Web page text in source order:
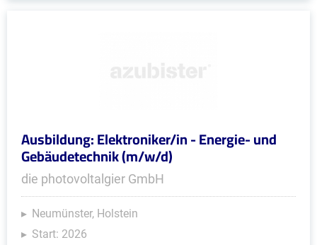
Ausbildung: Elektroniker/in - Energie- und
Gebäudetechnik (m/w/d)
die photovoltalgier GmbH
Neumünster, Holstein
Start: 2026